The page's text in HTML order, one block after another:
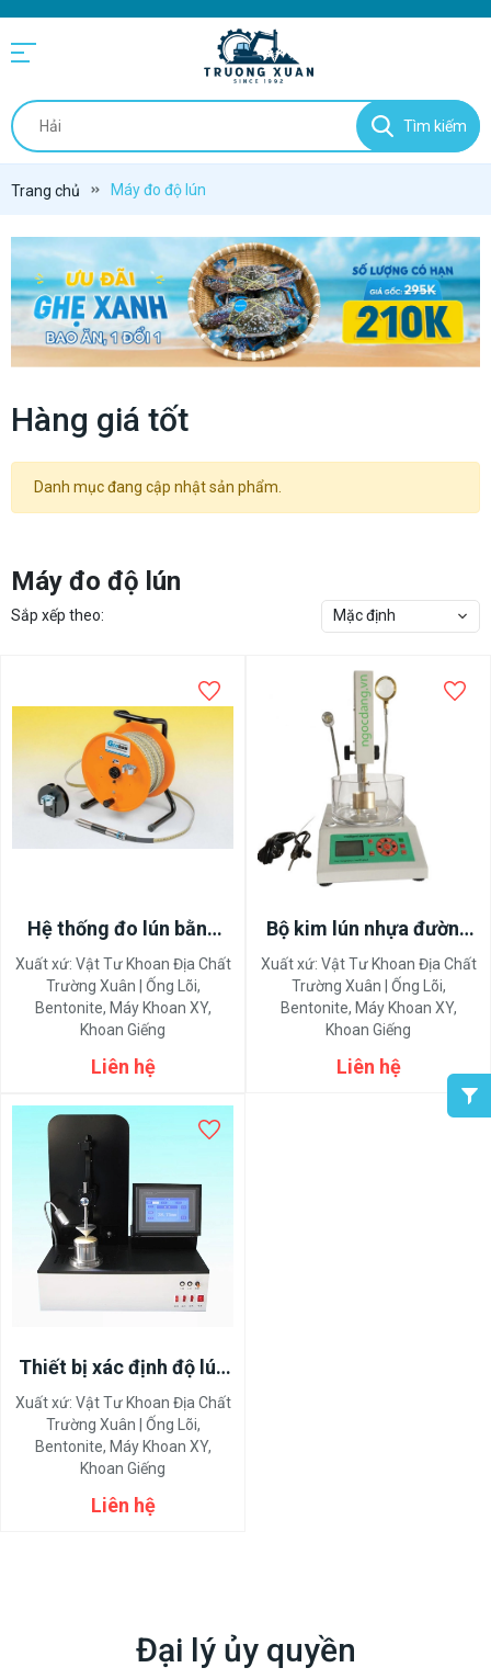
Tìm kiếm
Trang chủ Máy đo độ lún
Hàng giá tốt
Danh mục đang cập nhật sản phẩm.
Máy đo độ lún
Sắp xếp theo: Mặc định
Hệ thống đo lún bằng
nam châm từ tính
Magnetic Extensometer
Xuất xứ: Vật Tư Khoan Địa Chất
Trường Xuân | Ống Lõi,
Bentonite, Máy Khoan XY,
Khoan Giếng
Liên hệ
Bộ kim lún nhựa đường
tự động TCVN 7495
Xuất xứ: Vật Tư Khoan Địa Chất
Trường Xuân | Ống Lõi,
Bentonite, Máy Khoan XY,
Khoan Giếng
Liên hệ
Thiết bị xác định độ lún
xuyên kim tự động của
mỡ nhờn
Xuất xứ: Vật Tư Khoan Địa Chất
Trường Xuân | Ống Lõi,
Bentonite, Máy Khoan XY,
Khoan Giếng
Liên hệ
Đại lý ủy quyền